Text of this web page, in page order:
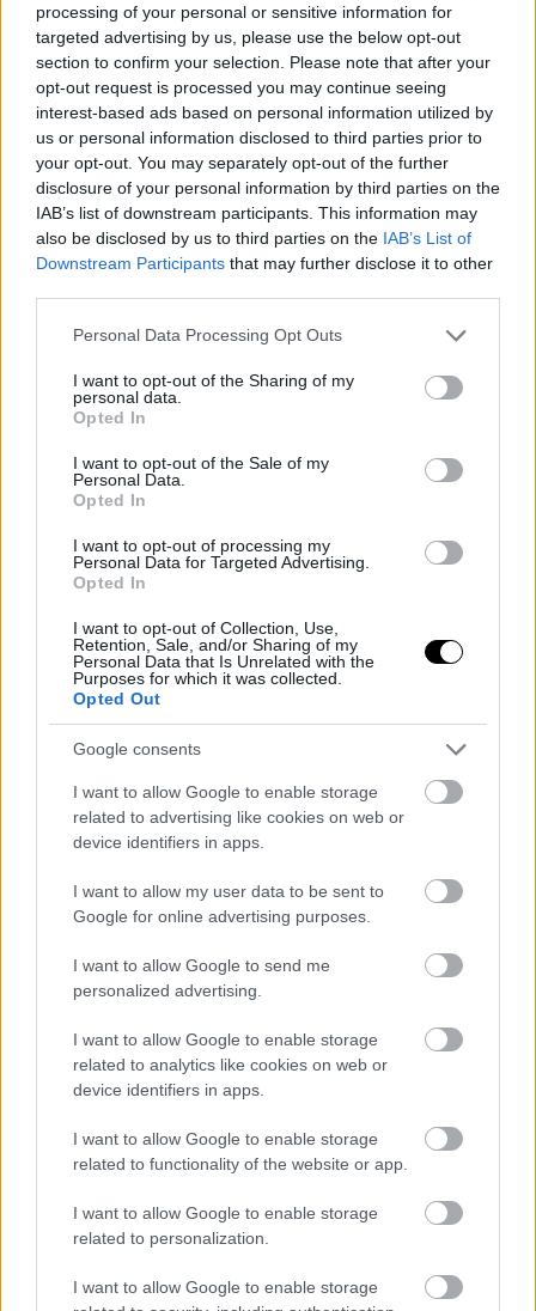
processing of your personal or sensitive information for
targeted advertising by us, please use the below opt-out
section to confirm your selection. Please note that after your
opt-out request is processed you may continue seeing
interest-based ads based on personal information utilized by
us or personal information disclosed to third parties prior to
your opt-out. You may separately opt-out of the further
disclosure of your personal information by third parties on the
IAB’s list of downstream participants. This information may
also be disclosed by us to third parties on the IAB’s List of
Downstream Participants that may further disclose it to other
Please note that this website/app uses one or more Google
not limited to your visit or usage behaviour. You may click to
grant or deny consent to Google and its third-party tags to
use your data for below specified purposes in below Google
consent section.
Personal Data Processing Opt Outs
I want to opt-out of the Sharing of my
personal data.
Opted In
I want to opt-out of the Sale of my
Personal Data.
Opted In
I want to opt-out of processing my
Personal Data for Targeted Advertising.
Opted In
I want to opt-out of Collection, Use,
Retention, Sale, and/or Sharing of my
Personal Data that Is Unrelated with the
Purposes for which it was collected.
Opted Out
Google consents
I want to allow Google to enable storage
related to advertising like cookies on web or
device identifiers in apps.
I want to allow my user data to be sent to
Google for online advertising purposes.
I want to allow Google to send me
personalized advertising.
I want to allow Google to enable storage
related to analytics like cookies on web or
device identifiers in apps.
I want to allow Google to enable storage
related to functionality of the website or app.
I want to allow Google to enable storage
related to personalization.
I want to allow Google to enable storage
To The Odyssey "σπάει ταμεία" παντού,
στο σπίτι... του χρόνου
Η επική ταινία του Christopher Nolan δεν θα είναι διαθέσιμη για
αγορά, ενοικίαση ή streaming φέτος - όλοι οι λόγοι
ΣΤΟ ΠΡΟΣΚΗΝΙΟ
The Super Mario Bros Movie: το όνομα... "μετράει"
ακόμη
Η απίθανη εισπρακτική επιτυχία του απόδειξη της δύναμης των
brands, σημαίνει όμως κάτι αυτό για τις μεταφορές από video games
ΘΕΜΑΤΑ / ΣΧΟΛΙΑ
Αύγουστος στο Netflix: καλοκαιρινές
Τί ξεχωρίζει ανάμεσα στις προσθήκες νέων ταινιών και
τηλεοπτικών σειρών στον κατάλογo της δημοφιλούς υπηρεσίας;